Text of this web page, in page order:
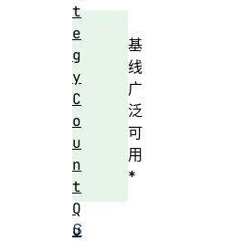
基
线
广
泛
可
用
*
S
t
e
g
y
C
o
u
n
t
Q
u